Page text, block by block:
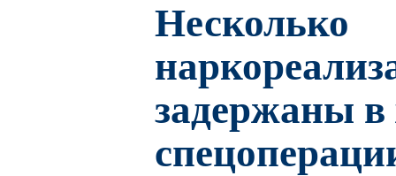
Несколько
задержаны в